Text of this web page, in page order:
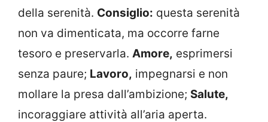
della serenità. Consiglio: questa serenità
non va dimenticata, ma occorre farne
tesoro e preservarla. Amore, esprimersi
senza paure; Lavoro, impegnarsi e non
mollare la presa dall’ambizione; Salute,
incoraggiare attività all’aria aperta.